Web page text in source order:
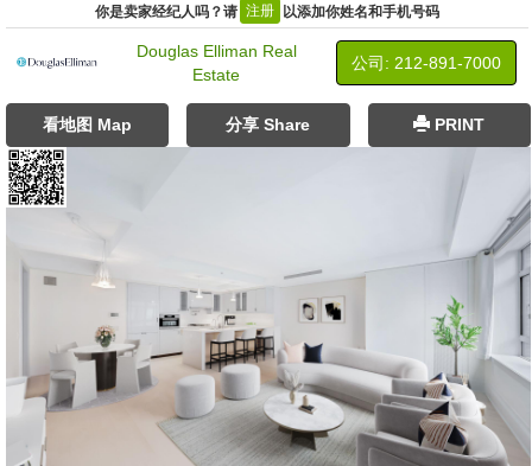
你是卖家经纪人吗？请 注册 以添加你姓名和手机号码
Douglas Elliman Real
Estate
公司: ‍212-891-7000
看地图 Map 分享 Share PRINT